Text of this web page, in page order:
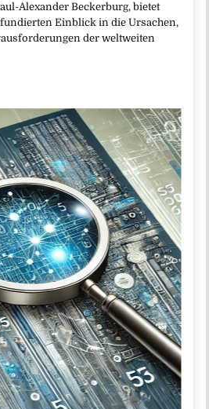
Alexander Beckerburg, bietet
Einblick in die Ursachen,
der weltweiten